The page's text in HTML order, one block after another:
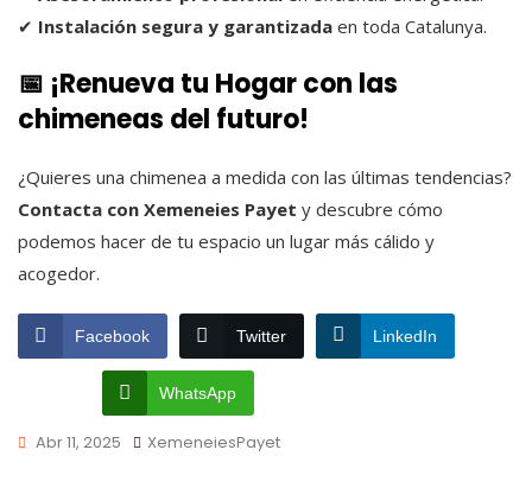
✔ Instalación segura y garantizada en toda Catalunya.
📅 ¡Renueva tu Hogar con las
chimeneas del futuro!
¿Quieres una chimenea a medida con las últimas tendencias?
Contacta con Xemeneies Payet y descubre cómo
podemos hacer de tu espacio un lugar más cálido y
acogedor.
Facebook Twitter LinkedIn
WhatsApp
Abr 11, 2025 XemeneiesPayet